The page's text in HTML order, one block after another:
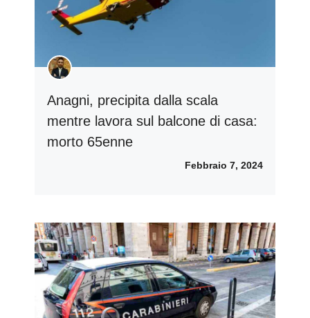
Anagni, precipita dalla scala
mentre lavora sul balcone di casa:
morto 65enne
Febbraio 7, 2024